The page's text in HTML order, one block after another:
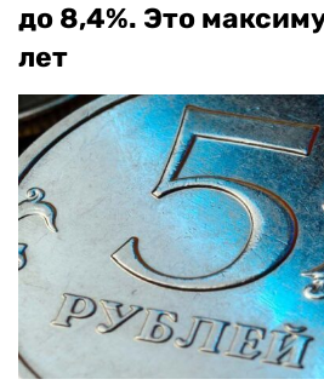
до 8,4%. Это
лет